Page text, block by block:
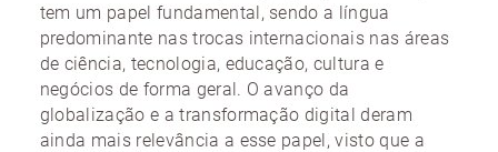
tem um papel fundamental, sendo a língua
predominante nas trocas internacionais nas áreas
de ciência, tecnologia, educação, cultura e
negócios de forma geral. O avanço da
globalização e a transformação digital deram
ainda mais relevância a esse papel, visto que a